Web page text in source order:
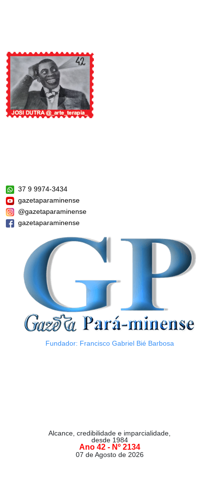
37 9 9974-3434
gazetaparaminense
@gazetaparaminense
gazetaparaminense
Fundador: Francisco Gabriel Bié Barbosa
Alcance, credibilidade e imparcialidade,
desde 1984
Ano 42 - Nº 2134
07 de Agosto de 2026